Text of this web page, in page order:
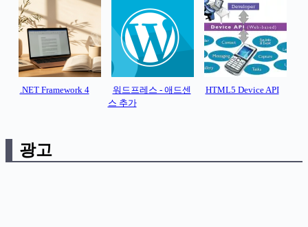
.NET Framework 4
워드프레스 - 애드센
스 추가
HTML5 Device API
광고